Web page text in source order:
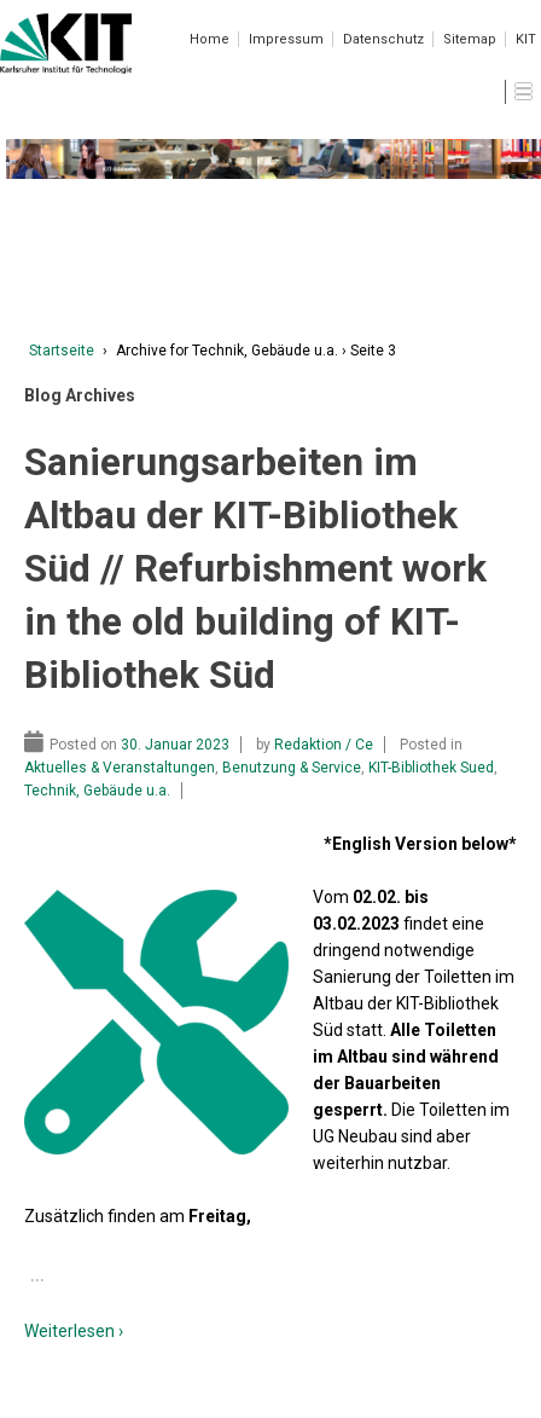
Home Impressum Datenschutz Sitemap KIT
Startseite › Archive for Technik, Gebäude u.a. › Seite 3
Blog Archives
Sanierungsarbeiten im
Altbau der KIT-Bibliothek
Süd // Refurbishment work
in the old building of KIT-
Bibliothek Süd
Posted on 30. Januar 2023 by Redaktion / Ce
Posted in
Aktuelles & Veranstaltungen, Benutzung & Service, KIT-Bibliothek Sued ,
Technik, Gebäude u.a.
*English Version below*
Vom 02.02. bis
03.02.2023 findet eine
dringend notwendige
Sanierung der Toiletten im
Altbau der KIT-Bibliothek
Süd statt. Alle Toiletten
im Altbau sind während
der Bauarbeiten
gesperrt. Die Toiletten im
UG Neubau sind aber
weiterhin nutzbar.
Zusätzlich finden am Freitag,
…
Weiterlesen ›